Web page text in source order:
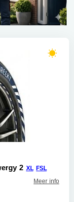
2 XL FSL
Meer info